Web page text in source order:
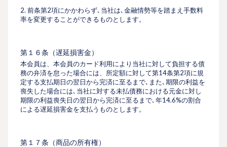
2. 前条第2項にかかわらず､当社は､⾦融情勢等を踏まえ手数料
率を変更することができるものとします。
第１６条（遅延損害⾦）
本会員は、本会員のカード利⽤により当社に対して負担する債
務の弁済を怠った場合には、所定額に対して第14条第2項に規
定する支払期⽇の翌⽇から完済に⾄るまで､また､期限の利益を
喪失した場合には､当社に対する未払債務における元⾦に対し
期限の利益喪失⽇の翌⽇から完済に⾄るまで､年14.6%の割合
による遅延損害⾦を⽀払うものとします。
第１７条（商品の所有権）